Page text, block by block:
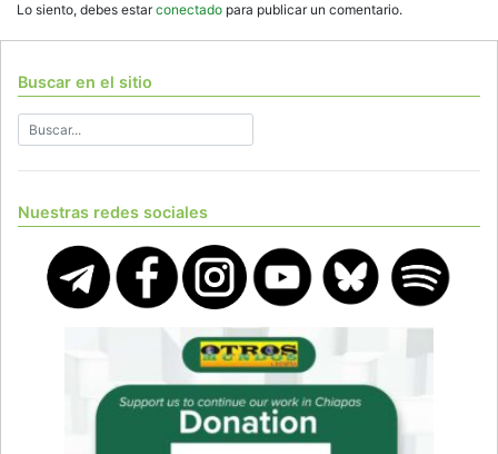
Lo siento, debes estarconectado para publicar un comentario.
Buscar en el sitio
Nuestras redes sociales